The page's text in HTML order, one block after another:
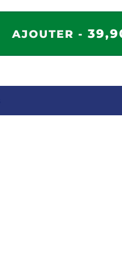
AJOUTER -